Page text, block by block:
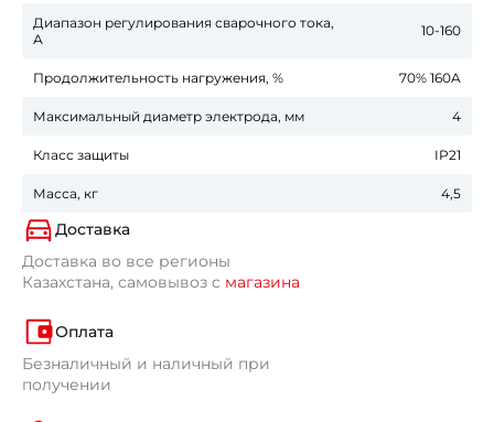
Диапазон регулирования сварочного тока,
А
10-160
Продолжительность нагружения, % 70% 160A
Максимальный диаметр электрода, мм 4
Класс защиты IP21
Масса, кг 4,5
Доставка
Доставка во все регионы
Казахстана, самовывоз с магазина
Оплата
Безналичный и наличный при
получении